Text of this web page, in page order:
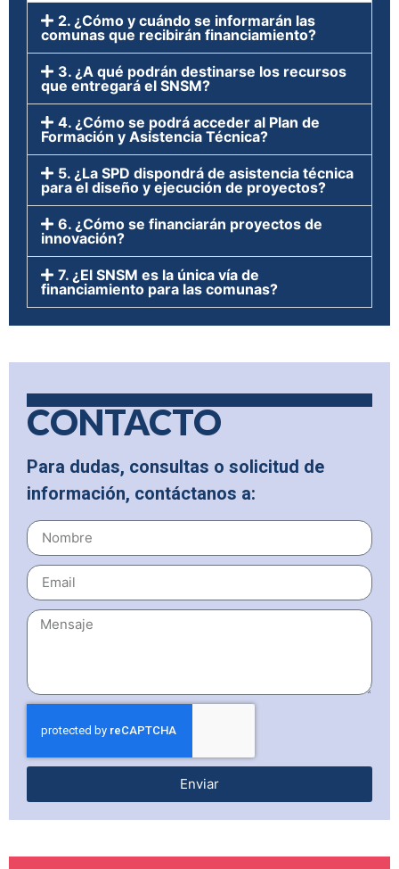
2. ¿Cómo y cuándo se informarán las
comunas que recibirán financiamiento?
3. ¿A qué podrán destinarse los recursos
que entregará el SNSM?
4. ¿Cómo se podrá acceder al Plan de
Formación y Asistencia Técnica?
5. ¿La SPD dispondrá de asistencia técnica
para el diseño y ejecución de proyectos?
6. ¿Cómo se financiarán proyectos de
innovación?
7. ¿El SNSM es la única vía de
financiamiento para las comunas?
CONTACTO
Para dudas, consultas o solicitud de
información, contáctanos a:
Enviar